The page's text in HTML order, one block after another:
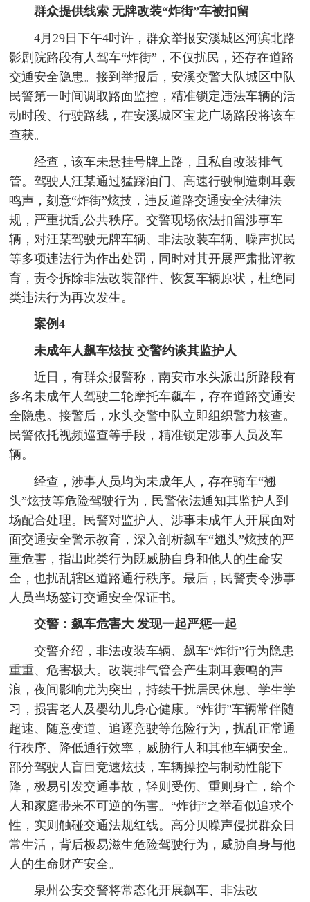
群众提供线索 无牌改装“炸街”车被扣留
4月29日下午4时许，群众举报安溪城区河滨北路
影剧院路段有人驾车“炸街”，不仅扰民，还存在道路
交通安全隐患。接到举报后，安溪交警大队城区中队
民警第一时间调取路面监控，精准锁定违法车辆的活
动时段、行驶路线，在安溪城区宝龙广场路段将该车
查获。
经查，该车未悬挂号牌上路，且私自改装排气
管。驾驶人汪某通过猛踩油门、高速行驶制造刺耳轰
鸣声，刻意“炸街”炫技，违反道路交通安全法律法
规，严重扰乱公共秩序。交警现场依法扣留涉事车
辆，对汪某驾驶无牌车辆、非法改装车辆、噪声扰民
等多项违法行为作出处罚，同时对其开展严肃批评教
育，责令拆除非法改装部件、恢复车辆原状，杜绝同
类违法行为再次发生。
案例4
未成年人飙车炫技 交警约谈其监护人
近日，有群众报警称，南安市水头派出所路段有
多名未成年人驾驶二轮摩托车飙车，存在道路交通安
全隐患。接警后，水头交警中队立即组织警力核查。
民警依托视频巡查等手段，精准锁定涉事人员及车
辆。
经查，涉事人员均为未成年人，存在骑车“翘
头”炫技等危险驾驶行为，民警依法通知其监护人到
场配合处理。民警对监护人、涉事未成年人开展面对
面交通安全警示教育，深入剖析飙车“翘头”炫技的严
重危害，指出此类行为既威胁自身和他人的生命安
全，也扰乱辖区道路通行秩序。最后，民警责令涉事
人员当场签订交通安全保证书。
交警：飙车危害大 发现一起严惩一起
交警介绍，非法改装车辆、飙车“炸街”行为隐患
重重、危害极大。改装排气管会产生刺耳轰鸣的声
浪，夜间影响尤为突出，持续干扰居民休息、学生学
习，损害老人及婴幼儿身心健康。“炸街”车辆常伴随
超速、随意变道、追逐竞驶等危险行为，扰乱正常通
行秩序、降低通行效率，威胁行人和其他车辆安全。
部分驾驶人盲目竞速炫技，车辆操控与制动性能下
降，极易引发交通事故，轻则受伤、重则身亡，给个
人和家庭带来不可逆的伤害。“炸街”之举看似追求个
性，实则触碰交通法规红线。高分贝噪声侵扰群众日
常生活，背后极易滋生危险驾驶行为，威胁自身与他
人的生命财产安全。
泉州公安交警将常态化开展飙车、非法改